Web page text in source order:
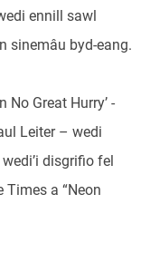
ennill sawl
sinemâu byd-eang.
Great Hurry’ -
Leiter – wedi
disgrifio fel
Times a “Neon